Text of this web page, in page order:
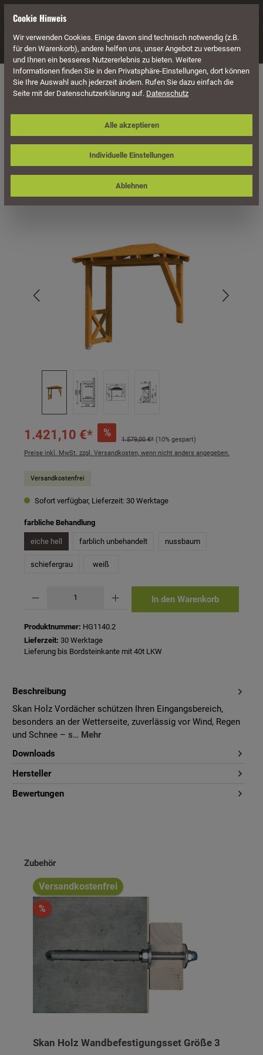
Navigation
Überdachung Vordächer Für Doppeltüren Walmdach
Skan Holz Vordach Wismar, Typ 3,
Doppeltür
1.421,10 €* %
1.579,00 €* (10% gespart)
Preise inkl. MwSt. zzgl. Versandkosten, wenn nicht anders angegeben.
Versandkostenfrei
Sofort verfügbar, Lieferzeit: 30 Werktage
farbliche Behandlungauswählen
eiche hell farblich unbehandelt nussbaum
schiefergrau weiß
In den Warenkorb
Produktnummer: HG1140.2
Lieferzeit: 30 Werktage
Lieferung bis Bordsteinkante mit 40t LKW
Beschreibung
Skan Holz Vordächer schützen Ihren Eingangsbereich,
besonders an der Wetterseite, zuverlässig vor Wind, Regen
und Schnee – s… Mehr
Downloads
Hersteller
Bewertungen
Produktgalerie überspringen
Zubehör
Versandkostenfrei
%
Skan Holz Wandbefestigungsset Größe 3
Cookie Hinweis
Wir verwenden Cookies. Einige davon sind technisch notwendig (z.B.
für den Warenkorb), andere helfen uns, unser Angebot zu verbessern
und Ihnen ein besseres Nutzererlebnis zu bieten. Weitere
Informationen finden Sie in den Privatsphäre-Einstellungen, dort können
Sie Ihre Auswahl auch jederzeit ändern. Rufen Sie dazu einfach die
Seite mit der Datenschutzerklärung auf. Datenschutz
Individuelle Einstellungen
Ablehnen
Alle akzeptieren